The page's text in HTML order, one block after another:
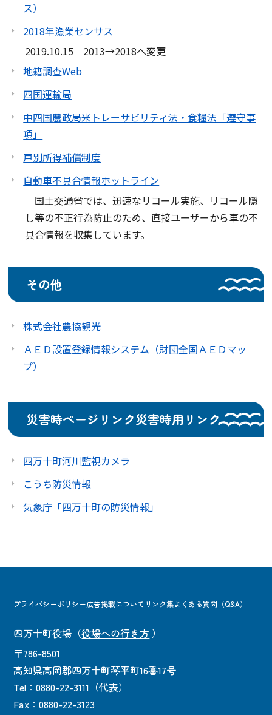
ス）
2018年漁業センサス
2019.10.15 2013→2018へ変更
地籍調査Web
四国運輸局
中四国農政局米トレーサビリティ法・食糧法「遵守事
項」
戸別所得補償制度
自動車不具合情報ホットライン
国土交通省では、迅速なリコール実施、リコール隠
し等の不正行為防止のため、直接ユーザーから車の不
具合情報を収集しています。
その他
株式会社農協観光
ＡＥＤ設置登録情報システム（財団全国ＡＥＤマッ
プ）
災害時ページリンク災害時用リンク
四万十町河川監視カメラ
こうち防災情報
気象庁「四万十町の防災情報」
プライバシーポリシー広告掲載について リンク集よくある質問（Q&A）
四万十町役場 （役場への行き方 ）
〒786-8501
高知県高岡郡四万十町琴平町16番17号
Tel：0880-22-3111（代表）
Fax：0880-22-3123